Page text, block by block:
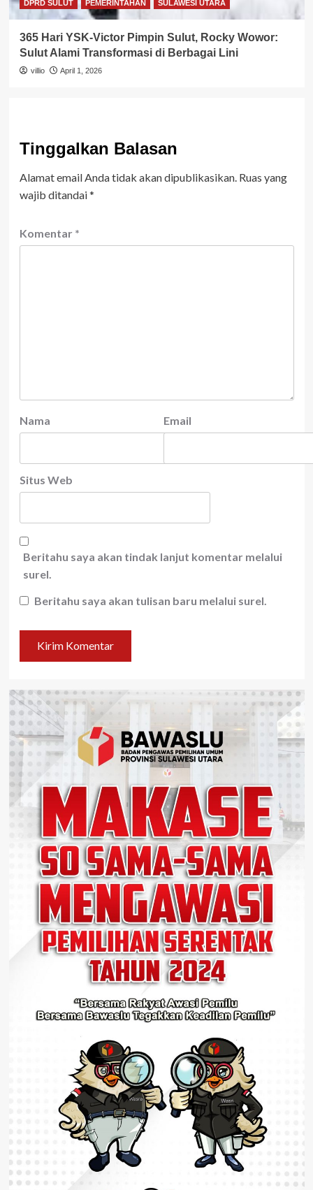
DPRD SULUT PEMERINTAHAN SULAWESI UTARA
365 Hari YSK-Victor Pimpin Sulut, Rocky Wowor:
Sulut Alami Transformasi di Berbagai Lini
villio April 1, 2026
Tinggalkan Balasan
Alamat email Anda tidak akan dipublikasikan. Ruas yang
wajib ditandai*
Komentar *
Nama Email
Situs Web
Beritahu saya akan tindak lanjut komentar melalui
surel.
Beritahu saya akan tulisan baru melalui surel.